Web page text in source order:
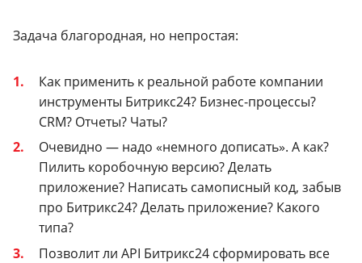
Задача благородная, но непростая:
Как применить к реальной работе компании
инструменты Битрикс24? Бизнес-процессы?
CRM? Отчеты? Чаты?
Очевидно — надо «немного дописать». А как?
Пилить коробочную версию? Делать
приложение? Написать самописный код, забыв
про Битрикс24? Делать приложение? Какого
типа?
Позволит ли API Битрикс24 сформировать все